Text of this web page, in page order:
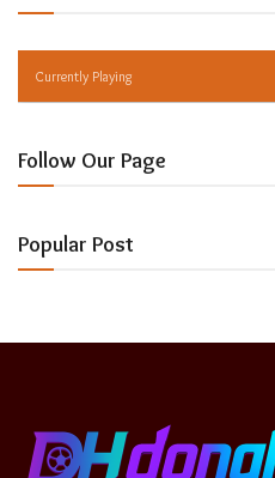
Currently Playing
Follow Our Page
Popular Post